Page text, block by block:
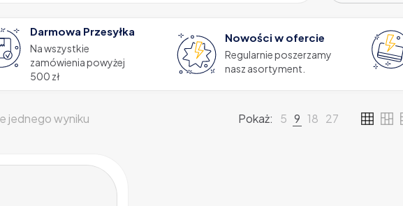
Darmowa Przesyłka
Na wszystkie
zamówienia powyżej
500 zł
Nowości w ofercie
Regularnie poszerzamy
nasz asortyment.
jednego wyniku Pokaż: 5 9 18 27